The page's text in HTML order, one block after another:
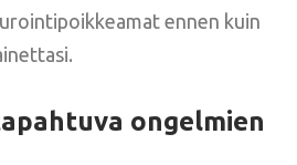
ennen kuin
ongelmien